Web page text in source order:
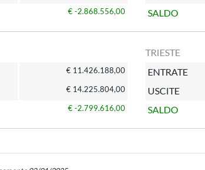
€ -2.868.556,00 SALDO
€ 11.426.188,00
€ 14.225.804,00
€ -2.799.616,00
TRIESTE
ENTRATE
USCITE
SALDO